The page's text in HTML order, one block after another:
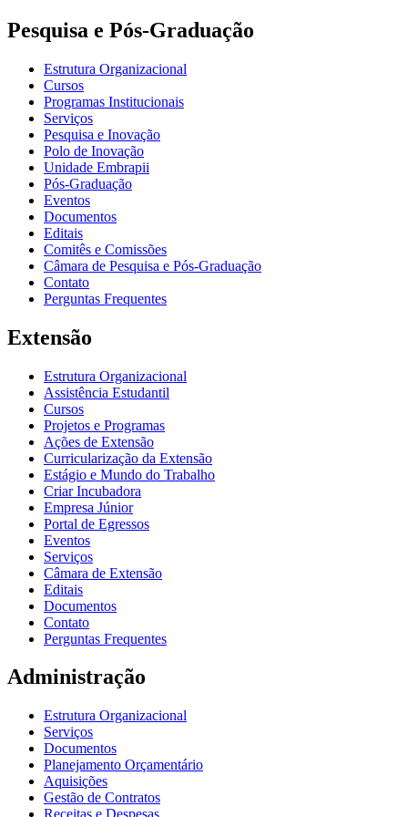
Pesquisa e Pós-Graduação
Estrutura Organizacional
Cursos
Programas Institucionais
Serviços
Pesquisa e Inovação
Polo de Inovação
Unidade Embrapii
Pós-Graduação
Eventos
Documentos
Editais
Comitês e Comissões
Câmara de Pesquisa e Pós-Graduação
Contato
Perguntas Frequentes
Extensão
Estrutura Organizacional
Assistência Estudantil
Cursos
Projetos e Programas
Ações de Extensão
Curricularização da Extensão
Estágio e Mundo do Trabalho
Criar Incubadora
Empresa Júnior
Portal de Egressos
Eventos
Serviços
Câmara de Extensão
Editais
Documentos
Contato
Perguntas Frequentes
Administração
Estrutura Organizacional
Serviços
Documentos
Planejamento Orçamentário
Aquisições
Gestão de Contratos